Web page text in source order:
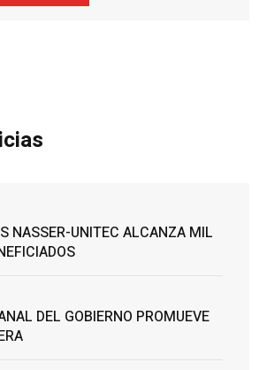
NASSER-UNITEC ALCANZA MIL
DEL GOBIERNO PROMUEVE